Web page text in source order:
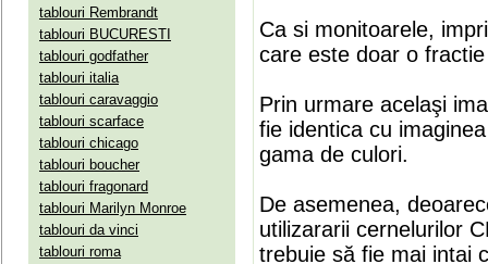
tablouri Rembrandt
tablouri BUCURESTI
tablouri godfather
tablouri italia
tablouri caravaggio
tablouri scarface
tablouri chicago
tablouri boucher
tablouri fragonard
tablouri Marilyn Monroe
tablouri da vinci
tablouri roma
Ca si monitoarele,
care este doar o
Prin urmare acelaşi
fie identica cu
gama de culori.
De asemenea,
utilizararii cernelurilor
trebuie să fie mai intai